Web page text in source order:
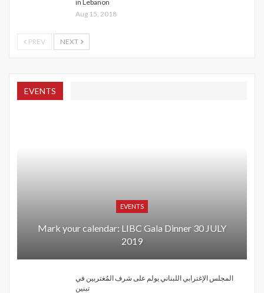
in Lebanon
Aug 15, 2018
PREV NEXT
EVENTS
EVENTS
Mark your calendar: LIBC Gala Dinner 30 JULY
2019
المجلس الإغترابي اللبناني يولم على شرف المُغتربين في
تبنين